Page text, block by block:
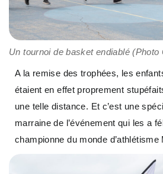
Un tournoi de basket endiablé (Photo
A la remise des trophées, les
étaient en effet proprement
une telle distance. Et c’est une
marraine de l’événement qui les a
championne du monde d’athlétisme